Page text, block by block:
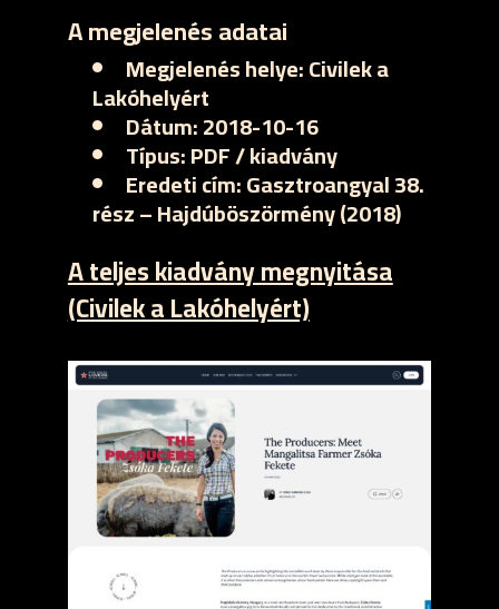
A megjelenés adatai
Megjelenés helye:Civilek a
Lakóhelyért
Dátum:2018-10-16
Típus:PDF / kiadvány
Eredeti cím:Gasztroangyal 38.
rész – Hajdúböszörmény (2018)
A teljes kiadvány megnyitása
(Civilek a Lakóhelyért)